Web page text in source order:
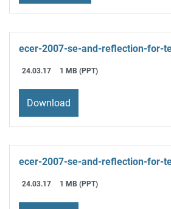
ecer-2007-se-and-reflection-for-
24.03.17 1 MB (PPT)
Download
ecer-2007-se-and-reflection-for-
24.03.17 1 MB (PPT)